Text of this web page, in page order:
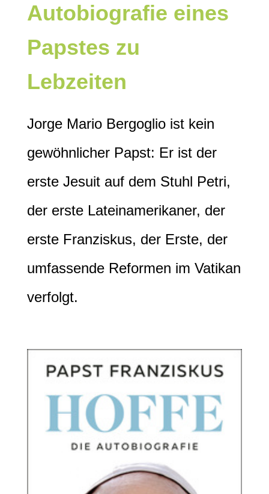
Autobiografie eines
Papstes zu
Lebzeiten
Jorge Mario Bergoglio ist kein
gewöhnlicher Papst: Er ist der
erste Jesuit auf dem Stuhl Petri,
der erste Lateinamerikaner, der
erste Franziskus, der Erste, der
umfassende Reformen im Vatikan
verfolgt.